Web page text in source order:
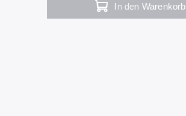
In den Warenkorb